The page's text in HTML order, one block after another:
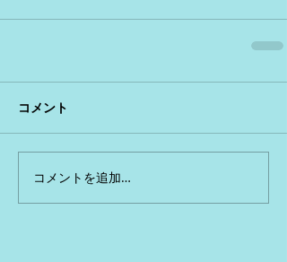
コメント
コメントを追加…